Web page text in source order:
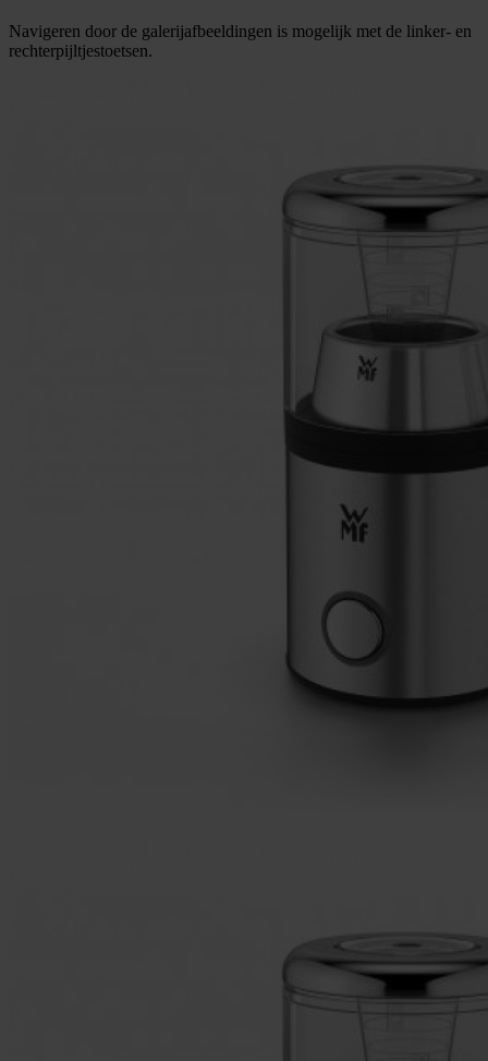
Navigeren door de galerijafbeeldingen is mogelijk met de linker- en
rechterpijltjestoetsen.